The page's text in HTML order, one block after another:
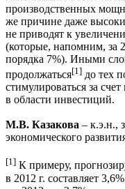
производственных
же причине даже
не приводят к
(которые, напомним, за
порядка 7%). Иными
продолжаться[1] до тех
стимулироваться за
в области инвестиций.
М.В. Казакова – к.э.н.,
экономического
[1] К примеру,
в 2012 г. составляет